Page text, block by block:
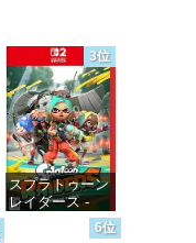
3位
スプラトゥーン
レイダース -
6位